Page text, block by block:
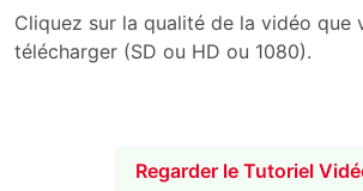
Cliquez sur la qualité de la vidéo que
télécharger (SD ou HD ou 1080).
Regarder le Tutoriel